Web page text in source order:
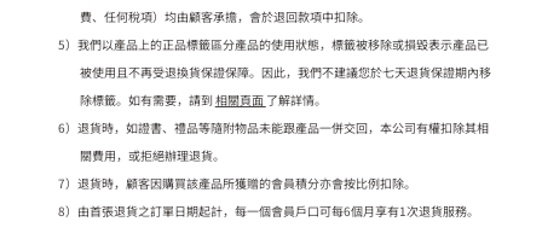
費、任何稅項）均由顧客承擔，會於退回款項中扣除。
5）我們以產品上的正品標籤區分產品的使用狀態，標籤被移除或損毀表示產品已
被使用且不再受退換貨保證保障。因此，我們不建議您於七天退貨保證期內移
除標籤。如有需要，請到相關頁面 了解詳情。
6）退貨時，如證書、禮品等隨附物品未能跟產品一併交回，本公司有權扣除其相
關費用，或拒絕辦理退貨。
7）退貨時，顧客因購買該產品所獲贈的會員積分亦會按比例扣除。
8）由首張退貨之訂單日期起計，每一個會員戶口可每6個月享有1次退貨服務。